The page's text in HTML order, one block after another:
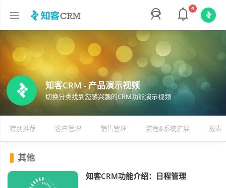
4
知客CRM - 产品演示视频
切换分类找到您感兴趣的CRM功能演示视频
特别推荐 客户管理 销售管理 流程&系统扩展 报表
其他
视频 知客CRM功能介绍：日程管理